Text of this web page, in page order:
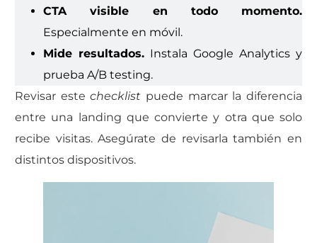
CTA visible en todo momento.
Especialmente en móvil.
Mide resultados. Instala Google Analytics y
prueba A/B testing.
Revisar estechecklist puede marcar la diferencia
entre una landing que convierte y otra que solo
recibe visitas. Asegúrate de revisarla también en
distintos dispositivos.